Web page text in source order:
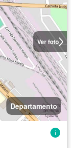
Ver foto
Departamento